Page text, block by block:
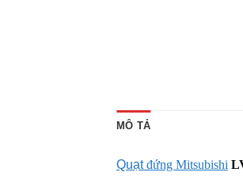
MÔ TẢ
Quạtđứng Mitsubishi